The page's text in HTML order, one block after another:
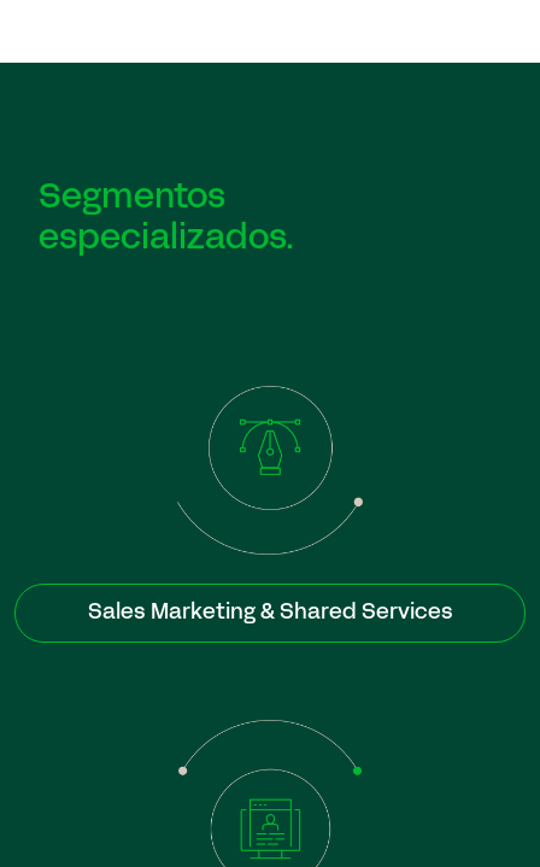
Segmentos
especializados.
Sales Marketing & Shared Services